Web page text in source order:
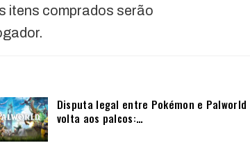
itens comprados serão
Disputa legal entre Pokémon e Palworld
volta aos palcos:…